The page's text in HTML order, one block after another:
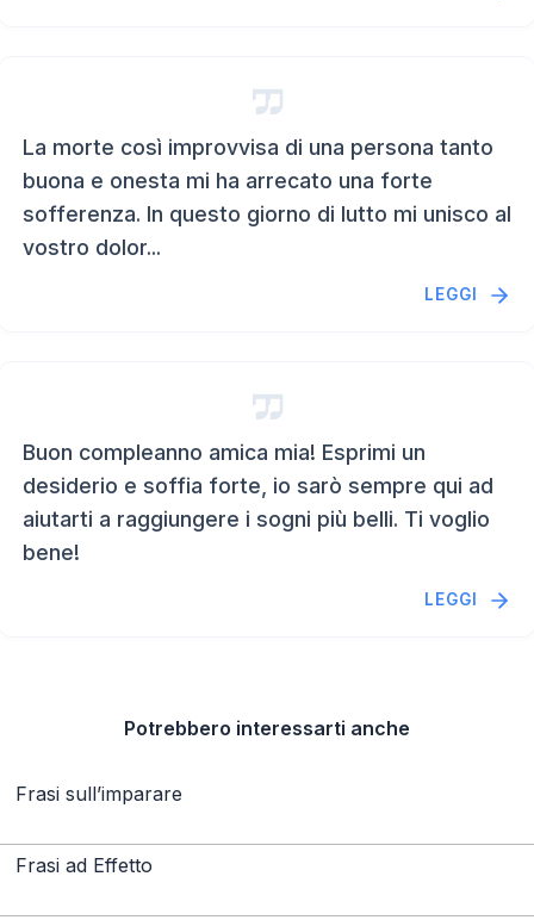
La morte così improvvisa di una persona tanto
buona e onesta mi ha arrecato una forte
sofferenza. In questo giorno di lutto mi unisco al
vostro dolor...
LEGGI
Buon compleanno amica mia! Esprimi un
desiderio e soffia forte, io sarò sempre qui ad
aiutarti a raggiungere i sogni più belli. Ti voglio
bene!
LEGGI
Potrebbero interessarti anche
Frasi sull’imparare
Frasi ad Effetto